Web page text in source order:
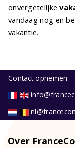
onvergetelijke
vandaag nog en
vakantie.
Contact opnemen:
Over